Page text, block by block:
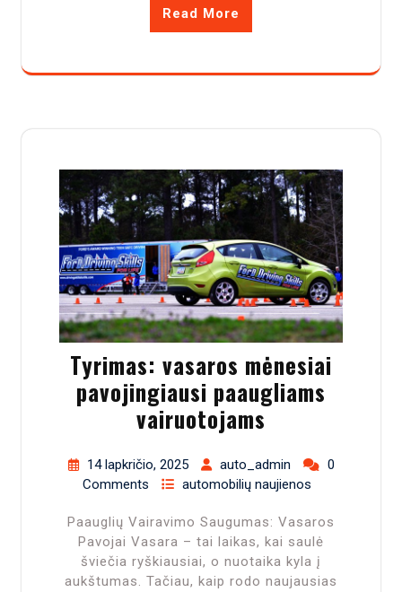
Read More
Tyrimas: vasaros mėnesiai
pavojingiausi paaugliams
vairuotojams
14 lapkričio, 2025 auto_admin
0
Comments
automobilių naujienos
Paauglių Vairavimo Saugumas: Vasaros
Pavojai Vasara – tai laikas, kai saulė
šviečia ryškiausiai, o nuotaika kyla į
aukštumas. Tačiau, kaip rodo naujausias